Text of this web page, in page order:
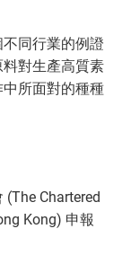
同行業的例證
對生產高質素
所面對的種種
Chartered
Kong) 申報